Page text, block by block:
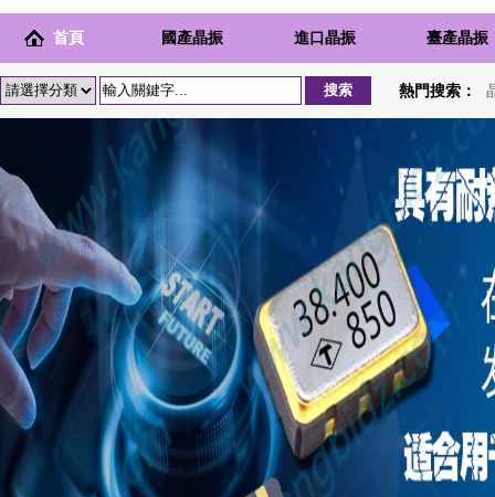
首頁 國產晶振 進口晶振 臺產晶振
熱門搜索：